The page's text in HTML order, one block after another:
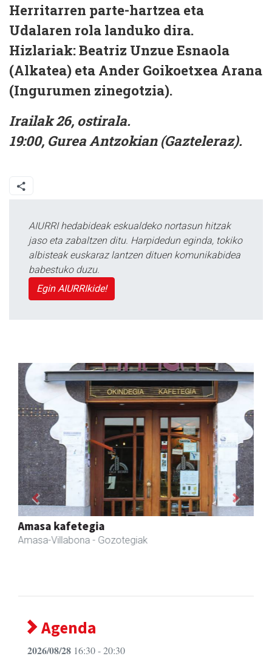
Herritarren parte-hartzea eta
Udalaren rola landuko dira.
Hizlariak: Beatriz Unzue Esnaola
(Alkatea) eta Ander Goikoetxea Arana
(Ingurumen zinegotzia).
Irailak 26, ostirala.
19:00, Gurea Antzokian (Gazteleraz).
AIURRI hedabideak eskualdeko nortasun hitzak
jaso eta zabaltzen ditu. Harpidedun eginda, tokiko
albisteak euskaraz lantzen dituen komunikabidea
babestuko duzu.
Egin AIURRIkide!
Zubimusu Ikastola
Amasa-Villabona - Hezkuntza
Previous Next
Agenda
2026/08/28 16:30 - 20:30